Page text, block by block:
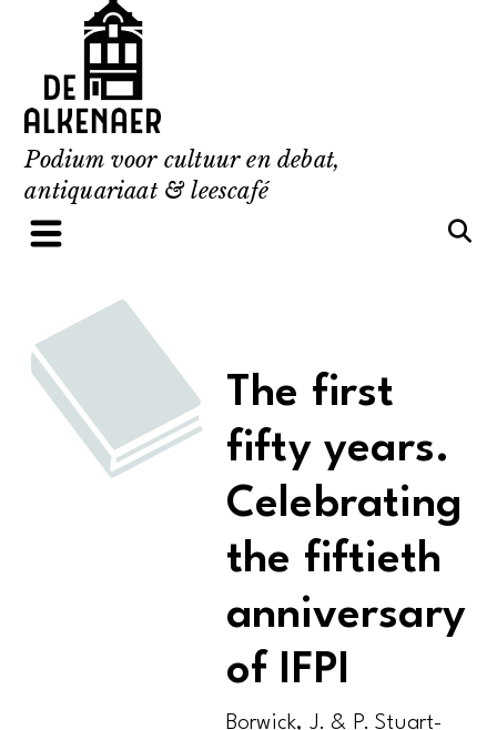
content
Podium voor cultuur en debat,
antiquariaat & leescafé
The first
fifty years.
Celebrating
the fiftieth
anniversary
of IFPI
Borwick, J. & P. Stuart-